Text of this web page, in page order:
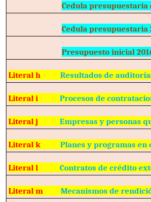
Cedula presupuestaria
Cedula presupuestaria
Presupuesto inicial
Literal hResultados de
Literal iProcesos de
Literal jEmpresas y personas
Literal kPlanes y programas en
Literal lContratos de crédito
Literal mMecanismos de